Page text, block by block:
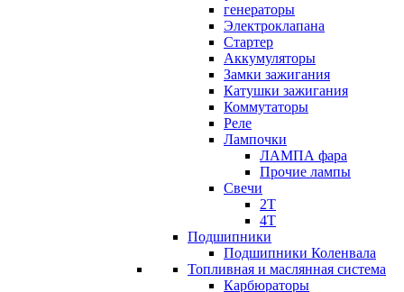
генераторы
Электроклапана
Стартер
Аккумуляторы
Замки зажигания
Катушки зажигания
Коммутаторы
Реле
Лампочки
ЛАМПА фара
Прочие лампы
Свечи
2T
4T
Подшипники
Подшипники Коленвала
Топливная и маслянная система
Карбюраторы